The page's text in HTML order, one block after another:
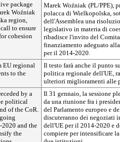
package
Woźniak
region,
to ensure
cohesion
Marek Woźniak (PL/PPE),
polacca di Wielkopolska,
dell'Assemblea una
legislativo in materia di
ribadisce l'invito del
finanziamento adeguato
per il 2014-2020.
EU regional
to the
Il testo farà anche il punto
politica regionale dell'UE,
ulteriori miglioramenti alle
by a
political
of the CoR.
and the
the
Il 31 gennaio, la sessione
da una riunione fra i
del Parlamento europeo e
discuteranno dei negoziati
dell'UE per il 2014-2020 e
compiere per intensificare